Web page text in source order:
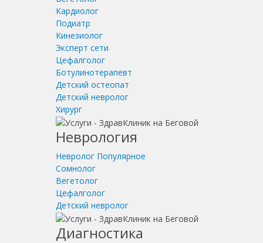
Кардиолог
Подиатр
Кинезиолог
Эксперт сети
Цефалголог
Ботулинотерапевт
Детский остеопат
Детский невролог
Хирург
Неврология
Невролог Популярное
Сомнолог
Вегетолог
Цефалголог
Детский невролог
Диагностика